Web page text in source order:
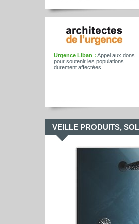
Urgence Liban : Appel aux dons
pour soutenir les populations
durement affectées
VEILLE PRODUITS,